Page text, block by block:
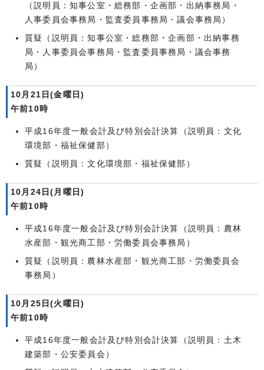
（説明員：知事公室・総務部・企画部・出納事務局・
人事委員会事務局・監査委員事務局・議会事務局）
質疑（説明員：知事公室・総務部・企画部・出納事務
局・人事委員会事務局・監査委員事務局・議会事務
局）
10月21日(金曜日)
午前10時
平成16年度一般会計及び特別会計決算（説明員：文化
環境部・福祉保健部）
質疑（説明員：文化環境部・福祉保健部）
10月24日(月曜日)
午前10時
平成16年度一般会計及び特別会計決算（説明員：農林
水産部・観光商工部・労働委員会事務局）
質疑（説明員：農林水産部・観光商工部・労働委員会
事務局）
10月25日(火曜日)
午前10時
平成16年度一般会計及び特別会計決算（説明員：土木
建築部・公安委員会）